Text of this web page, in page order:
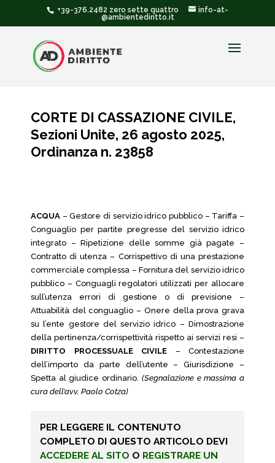
+39-376.2482 zero sette quattro
info-at-
@ambientediritto.it
CORTE DI CASSAZIONE CIVILE,
Sezioni Unite, 26 agosto 2025,
Ordinanza n. 23858
ACQUA – Gestore di servizio idrico pubblico – Tariffa –
Conguaglio per partite pregresse del servizio idrico
integrato – Ripetizione delle somme già pagate –
Contratto di utenza – Corrispettivo di una prestazione
commerciale complessa – Fornitura del servizio idrico
pubblico – Conguagli regolatori utilizzati per allocare
sull’utenza errori di gestione o di previsione –
Attuabilità del conguaglio – Onere della prova grava
su l’ente gestore del servizio idrico – Dimostrazione
della pertinenza/corrispettività rispetto ai servizi resi –
DIRITTO PROCESSUALE CIVILE – Contestazione
dell’importo da parte dell’utente – Giurisdizione –
Spetta al giudice ordinario. (Segnalazione e massima a
cura dell’avv. Paolo Cotza)
PER LEGGERE IL CONTENUTO
COMPLETO DI QUESTO ARTICOLO DEVI
ACCEDERE AL SITO O REGISTRARE UN